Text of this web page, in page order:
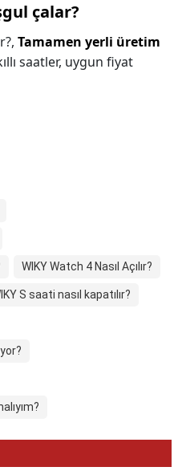
çalar?
Tamamen yerli üretim
saatler, uygun fiyat
WIKY Watch 4 Nasıl Açılır?
S saati nasıl kapatılır?